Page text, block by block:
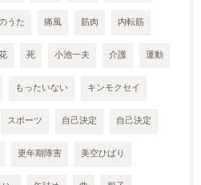
うた 痛風 筋肉 内転筋
死 小池一夫 介護 運動
もったいない キンモクセイ
スポーツ 自己決定 自己決定
更年期障害 美空ひばり